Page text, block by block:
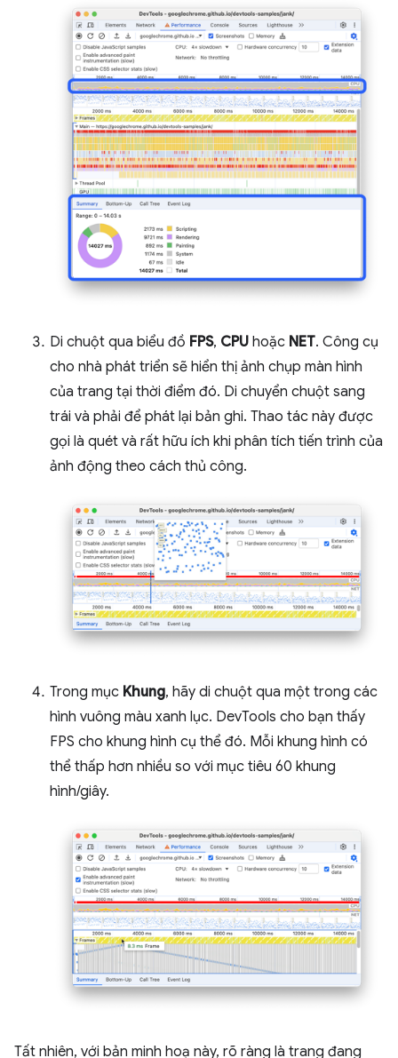
Di chuột qua biểu đồ FPS, CPU hoặc NET. Công cụ
cho nhà phát triển sẽ hiển thị ảnh chụp màn hình
của trang tại thời điểm đó. Di chuyển chuột sang
trái và phải để phát lại bản ghi. Thao tác này được
gọi là quét và rất hữu ích khi phân tích tiến trình của
ảnh động theo cách thủ công.
Trong mục Khung, hãy di chuột qua một trong các
hình vuông màu xanh lục. DevTools cho bạn thấy
FPS cho khung hình cụ thể đó. Mỗi khung hình có
thể thấp hơn nhiều so với mục tiêu 60 khung
hình/giây.
Tất nhiên, với bản minh hoạ này, rõ ràng là trang đang